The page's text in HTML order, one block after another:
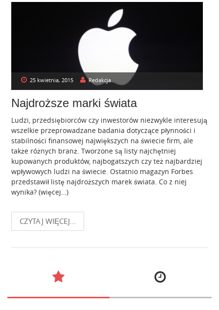
25 kwietnia, 2015 Redakcja
Najdroższe marki świata
Ludzi, przedsiębiorców czy inwestorów niezwykle interesują
wszelkie przeprowadzane badania dotyczące płynności i
stabilności finansowej największych na świecie firm, ale
także różnych branż. Tworzone są listy najchętniej
kupowanych produktów, najbogatszych czy też najbardziej
wpływowych ludzi na świecie. Ostatnio magazyn Forbes
przedstawił listę najdroższych marek świata. Co z niej
wynika? (więcej…)
CZYTAJ WIĘCEJ...